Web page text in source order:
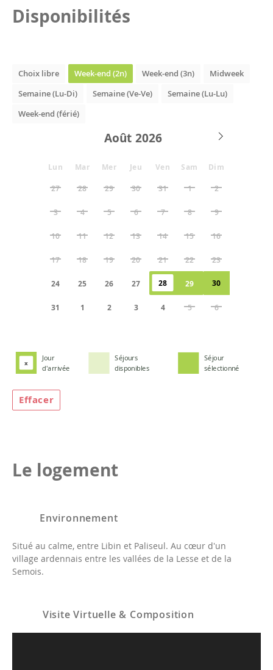
Disponibilités
Choix libre Week-end (2n) Week-end (3n)
Midweek
Semaine (Lu-Di)
Semaine (Ve-Ve)
Semaine (Lu-Lu)
Week-end (férié)
Août
Lun Mar Mer Jeu Ven Sam Dim
27 28 29 30 31 1 2
3 4 5 6 7 8 9
10 11 12 13 14 15 16
17 18 19 20 21 22 23
24 25 26 27 28 29 30
31 1 2 3 4 5 6
x
Jour
d'arrivée
Séjours
disponibles
Séjour
sélectionné
Effacer
Le logement
Environnement
Situé au calme, entre Libin et Paliseul. Au cœur d'un
village ardennais entre les vallées de la Lesse et de la
Semois.
Visite Virtuelle & Composition